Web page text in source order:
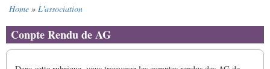
di
pane
Home L'association
Conpte Rendu de AG